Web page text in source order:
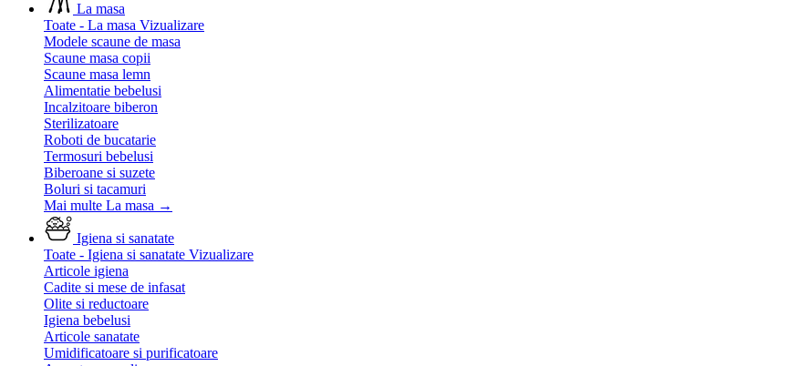
La masa
Toate - La masa Vizualizare
Modele scaune de masa
Scaune masa copii
Scaune masa lemn
Alimentatie bebelusi
Incalzitoare biberon
Sterilizatoare
Roboti de bucatarie
Termosuri bebelusi
Biberoane si suzete
Boluri si tacamuri
Mai multe La masa →
Igiena si sanatate
Toate - Igiena si sanatate Vizualizare
Articole igiena
Cadite si mese de infasat
Olite si reductoare
Igiena bebelusi
Articole sanatate
Umidificatoare si purificatoare